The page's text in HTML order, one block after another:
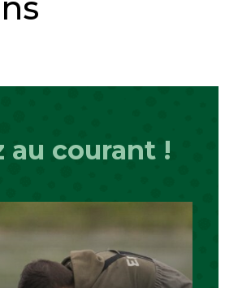
au courant !